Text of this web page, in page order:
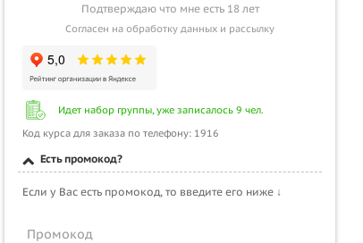
Подтверждаю что мне есть 18 лет
Согласен на обработку данных и рассылку
Идет набор группы, уже записалось 9 чел.
Код курса для заказа по телефону: 1916
Есть промокод?
Если у Вас есть промокод, то введите его ниже ↓
Промокод